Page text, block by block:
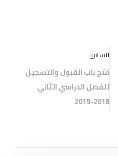
السابق
فتح باب القبول والتسجيل
للفصل الدراسي الثاني
2018-2019
0